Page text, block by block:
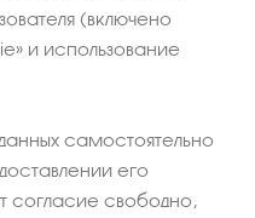
(включено
и использование
самостоятельно
его
согласие свободно,